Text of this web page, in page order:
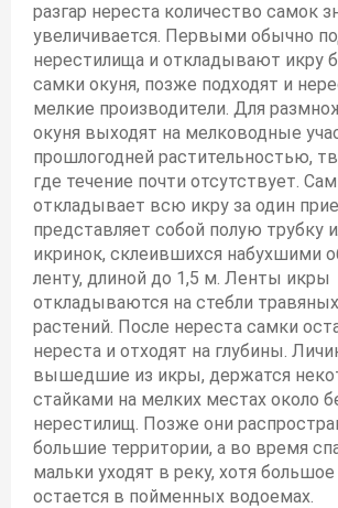
разгар нереста количество самок
увеличивается. Первыми обычно
нерестилища и откладывают икру
самки окуня, позже подходят и
мелкие производители. Для
окуня выходят на мелководные
прошлогодней растительностью,
где течение почти отсутствует.
откладывает всю икру за один
представляет собой полую трубку
икринок, склеившихся набухшими
ленту, длиной до 1,5 м. Ленты икры
откладываются на стебли
растений. После нереста самки
нереста и отходят на глубины.
вышедшие из икры, держатся
стайками на мелких местах около
нерестилищ. Позже они
большие территории, а во время
мальки уходят в реку, хотя
остается в пойменных водоемах.